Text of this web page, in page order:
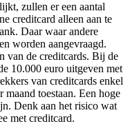
zullen er een aantal
creditcard alleen aan te
Daar waar andere
worden aangevraagd.
van de creditcards. Bij de
10.000 euro uitgeven met
van creditcards enkel
toestaan. Een hoge
Denk aan het risico wat
met creditcard.